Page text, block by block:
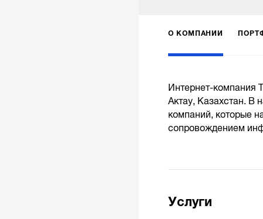
О КОМПАНИИ
Интернет-компания
Актау, Казахстан. В
компаний, которые
сопровождением
Услуги